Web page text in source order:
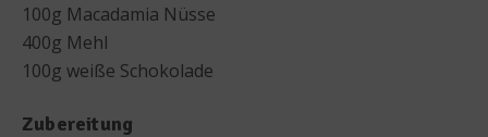
100g Macadamia Nüsse
400g Mehl
100g weiße Schokolade
Zubereitung